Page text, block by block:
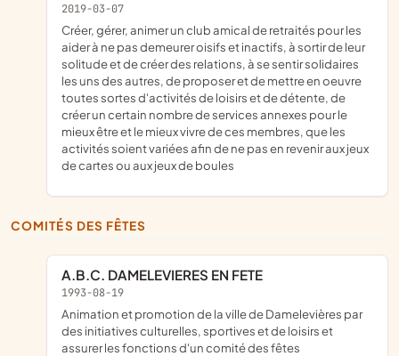
2019-03-07
créer, gérer, animer un club amical de retraités pour les
aider à ne pas demeurer oisifs et inactifs, à sortir de leur
solitude et de créer des relations, à se sentir solidaires
les uns des autres, de proposer et de mettre en oeuvre
toutes sortes d'activités de loisirs et de détente, de
créer un certain nombre de services annexes pour le
mieux être et le mieux vivre de ces membres, que les
activités soient variées afin de ne pas en revenir aux jeux
de cartes ou aux jeux de boules
COMITÉS DES FÊTES
A.B.C. DAMELEVIERES EN FETE
1993-08-19
animation et promotion de la ville de Damelevières par
des initiatives culturelles, sportives et de loisirs et
assurer les fonctions d'un comité des fêtes